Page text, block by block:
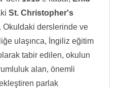
St. Christopher's
Okuldaki derslerinde ve
ulaşınca, İngiliz eğitim
tabir edilen, okulun
alan, önemli
parlak